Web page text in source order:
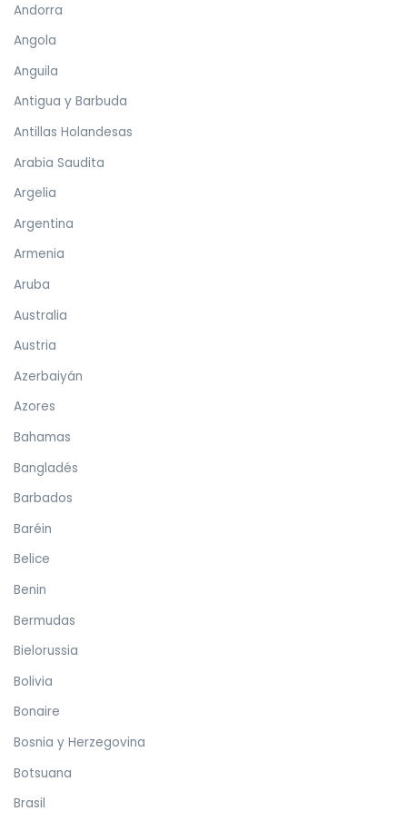
Andorra
Angola
Anguila
Antigua y Barbuda
Antillas Holandesas
Arabia Saudita
Argelia
Argentina
Armenia
Aruba
Australia
Austria
Azerbaiyán
Azores
Bahamas
Bangladés
Barbados
Baréin
Belice
Benin
Bermudas
Bielorussia
Bolivia
Bonaire
Bosnia y Herzegovina
Botsuana
Brasil